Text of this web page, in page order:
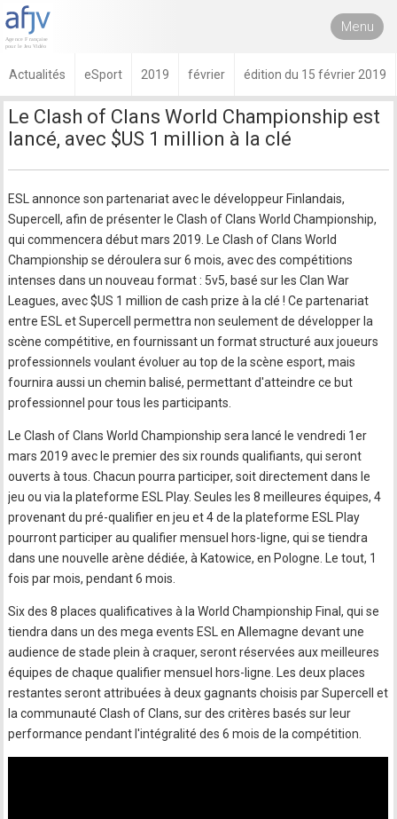
Menu
Actualités eSport 2019 février édition du 15 février 2019
Le Clash of Clans World Championship est
lancé, avec $US 1 million à la clé
ESL annonce son partenariat avec le développeur Finlandais,
Supercell, afin de présenter le Clash of Clans World Championship,
qui commencera début mars 2019. Le Clash of Clans World
Championship se déroulera sur 6 mois, avec des compétitions
intenses dans un nouveau format : 5v5, basé sur les Clan War
Leagues, avec $US 1 million de cash prize à la clé ! Ce partenariat
entre ESL et Supercell permettra non seulement de développer la
scène compétitive, en fournissant un format structuré aux joueurs
professionnels voulant évoluer au top de la scène esport, mais
fournira aussi un chemin balisé, permettant d'atteindre ce but
professionnel pour tous les participants.
Le Clash of Clans World Championship sera lancé le vendredi 1er
mars 2019 avec le premier des six rounds qualifiants, qui seront
ouverts à tous. Chacun pourra participer, soit directement dans le
jeu ou via la plateforme ESL Play. Seules les 8 meilleures équipes, 4
provenant du pré-qualifier en jeu et 4 de la plateforme ESL Play
pourront participer au qualifier mensuel hors-ligne, qui se tiendra
dans une nouvelle arène dédiée, à Katowice, en Pologne. Le tout, 1
fois par mois, pendant 6 mois.
Six des 8 places qualificatives à la World Championship Final, qui se
tiendra dans un des mega events ESL en Allemagne devant une
audience de stade plein à craquer, seront réservées aux meilleures
équipes de chaque qualifier mensuel hors-ligne. Les deux places
restantes seront attribuées à deux gagnants choisis par Supercell et
la communauté Clash of Clans, sur des critères basés sur leur
performance pendant l'intégralité des 6 mois de la compétition.